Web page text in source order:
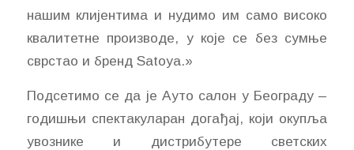
нашим клијентима и нудимо им само високо
квалитетне производе, у које се без сумње
сврстао и бренд Satoya.»
Подсетимо се да је Ауто салон у Београду –
годишњи спектакуларан догађај, који окупља
увознике и дистрибутере светских